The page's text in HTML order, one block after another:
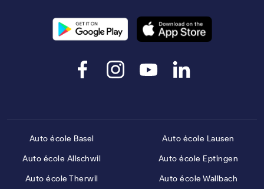
Auto école Basel
Auto école Allschwil
Auto école Therwil
Auto école Lausen
Auto école Eptingen
Auto école Wallbach